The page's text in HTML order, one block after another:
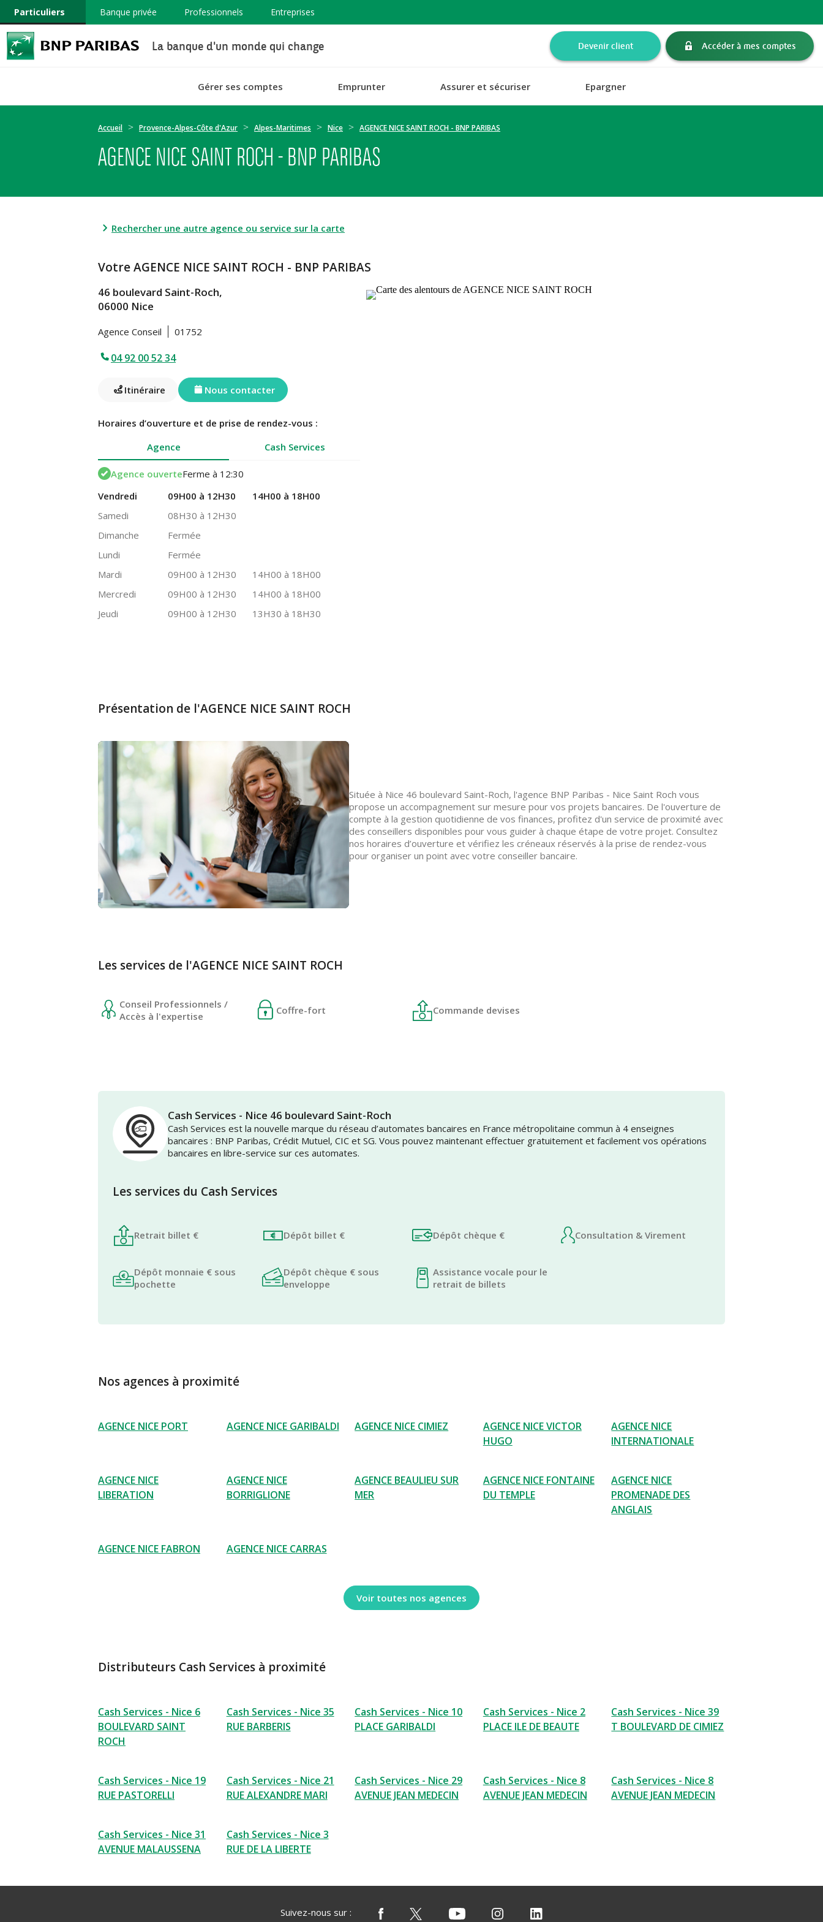
Particuliers Banque privée Professionnels Entreprises
La banque d'un monde qui change Devenir client Accéder à mes comptes
Gérer ses comptes Emprunter Assurer et sécuriser Epargner
Accueil Provence-Alpes-Côte d'Azur Alpes-Maritimes Nice AGENCE NICE SAINT ROCH - BNP PARIBAS
AGENCE NICE SAINT ROCH - BNP PARIBAS
Rechercher une autre agence ou service sur la carte
Votre AGENCE NICE SAINT ROCH - BNP PARIBAS
46 boulevard Saint-Roch,
06000 Nice
Agence Conseil 01752
04 92 00 52 34
Itinéraire Nous contacter
Horaires d’ouverture et de prise de rendez-vous :
Agence
Cash Services
Agence ouverteFerme à 12:30
Vendredi
09H00 à 12H30
14H00 à 18H00
Samedi
08H30 à 12H30
Dimanche
Fermée
Lundi
Fermée
Mardi
09H00 à 12H30
14H00 à 18H00
Mercredi
09H00 à 12H30
14H00 à 18H00
Jeudi
09H00 à 12H30 13H30 à 18H30
Présentation de l'AGENCE NICE SAINT ROCH
Située à Nice 46 boulevard Saint-Roch, l'agence BNP Paribas - Nice Saint Roch vous
propose un accompagnement sur mesure pour vos projets bancaires. De l'ouverture de
compte à la gestion quotidienne de vos finances, profitez d'un service de proximité avec
des conseillers disponibles pour vous guider à chaque étape de votre projet. Consultez
nos horaires d’ouverture et vérifiez les créneaux réservés à la prise de rendez-vous
pour organiser un point avec votre conseiller bancaire.
Les services de l'AGENCE NICE SAINT ROCH
Conseil Professionnels /
Accès à l'expertise
Coffre-fort Commande devises
Cash Services - Nice 46 boulevard Saint-Roch
Cash Services est la nouvelle marque du réseau d’automates bancaires en France métropolitaine commun à 4 enseignes
bancaires : BNP Paribas, Crédit Mutuel, CIC et SG. Vous pouvez maintenant effectuer gratuitement et facilement vos opérations
bancaires en libre-service sur ces automates.
Les services du Cash Services
Retrait billet € Dépôt billet € Dépôt chèque € Consultation & Virement
Dépôt monnaie € sous
pochette
Dépôt chèque € sous
enveloppe
Assistance vocale pour le
retrait de billets
Nos agences à proximité
AGENCE NICE PORT AGENCE NICE GARIBALDI AGENCE NICE CIMIEZ
AGENCE NICE VICTOR
HUGO
AGENCE NICE
INTERNATIONALE
AGENCE NICE
LIBERATION
AGENCE NICE
BORRIGLIONE
AGENCE BEAULIEU SUR
MER
AGENCE NICE FONTAINE
DU TEMPLE
AGENCE NICE
PROMENADE DES
ANGLAIS
AGENCE NICE FABRON AGENCE NICE CARRAS
Voir toutes nos agences
Distributeurs Cash Services à proximité
Cash Services - Nice 6
BOULEVARD SAINT
ROCH
Cash Services - Nice 35
RUE BARBERIS
Cash Services - Nice 10
PLACE GARIBALDI
Cash Services - Nice 2
PLACE ILE DE BEAUTE
Cash Services - Nice 39
T BOULEVARD DE CIMIEZ
Cash Services - Nice 19
RUE PASTORELLI
Cash Services - Nice 21
RUE ALEXANDRE MARI
Cash Services - Nice 29
AVENUE JEAN MEDECIN
Cash Services - Nice 8
AVENUE JEAN MEDECIN
Cash Services - Nice 8
AVENUE JEAN MEDECIN
Cash Services - Nice 31
AVENUE MALAUSSENA
Cash Services - Nice 3
RUE DE LA LIBERTE
Suivez-nous sur :